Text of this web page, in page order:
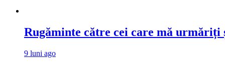
Rugăminte către cei care mă urmăriți
9 luni ago